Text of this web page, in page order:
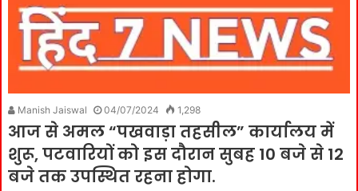
Manish Jaiswal 04/07/2024 1,298
आज से अमल “पखवाड़ा तहसील” कार्यालय में
शुरू, पटवारियों को इस दौरान सुबह 10 बजे से 12
बजे तक उपस्थित रहना होगा.